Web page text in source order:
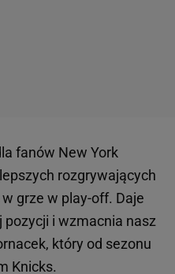
fanów New York
rozgrywających
grze w play-off. Daje
i wzmacnia nasz
który od sezonu
Knicks.